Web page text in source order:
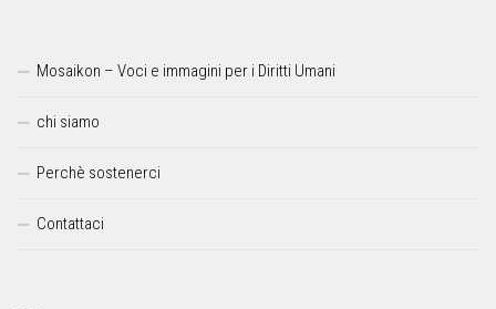
Mosaikon – Voci e immagini per i Diritti Umani
chi siamo
Perchè sostenerci
Contattaci